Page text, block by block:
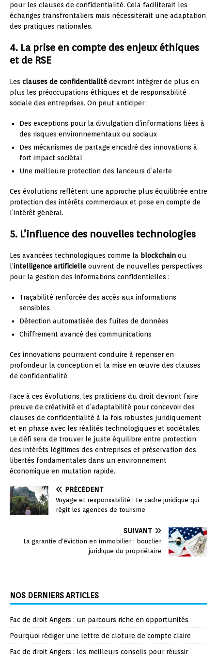
pour les clauses de confidentialité. Cela faciliterait les
échanges transfrontaliers mais nécessiterait une adaptation
des pratiques nationales.
4. La prise en compte des enjeux éthiques
et de RSE
Les clauses de confidentialité devront intégrer de plus en
plus les préoccupations éthiques et de responsabilité
sociale des entreprises. On peut anticiper :
Des exceptions pour la divulgation d’informations liées à
des risques environnementaux ou sociaux
Des mécanismes de partage encadré des innovations à
fort impact sociétal
Une meilleure protection des lanceurs d’alerte
Ces évolutions reflètent une approche plus équilibrée entre
protection des intérêts commerciaux et prise en compte de
l’intérêt général.
5. L’influence des nouvelles technologies
Les avancées technologiques comme la blockchain ou
l’intelligence artificielle ouvrent de nouvelles perspectives
pour la gestion des informations confidentielles :
Traçabilité renforcée des accès aux informations
sensibles
Détection automatisée des fuites de données
Chiffrement avancé des communications
Ces innovations pourraient conduire à repenser en
profondeur la conception et la mise en œuvre des clauses
de confidentialité.
Face à ces évolutions, les praticiens du droit devront faire
preuve de créativité et d’adaptabilité pour concevoir des
clauses de confidentialité à la fois robustes juridiquement
et en phase avec les réalités technologiques et sociétales.
Le défi sera de trouver le juste équilibre entre protection
des intérêts légitimes des entreprises et préservation des
libertés fondamentales dans un environnement
économique en mutation rapide.
PRÉCÉDENT
Voyage et responsabilité : Le cadre juridique qui
régit les agences de tourisme
SUIVANT
La garantie d’éviction en immobilier : bouclier
juridique du propriétaire
NOS DERNIERS ARTICLES
Fac de droit Angers : un parcours riche en opportunités
Pourquoi rédiger une lettre de cloture de compte claire
Fac de droit Angers : les meilleurs conseils pour réussir